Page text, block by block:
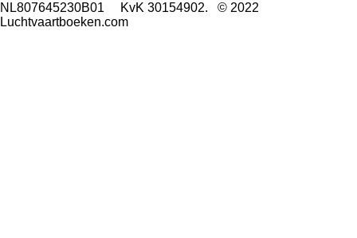
NL807645230B01 KvK 30154902. © 2022
Luchtvaartboeken.com